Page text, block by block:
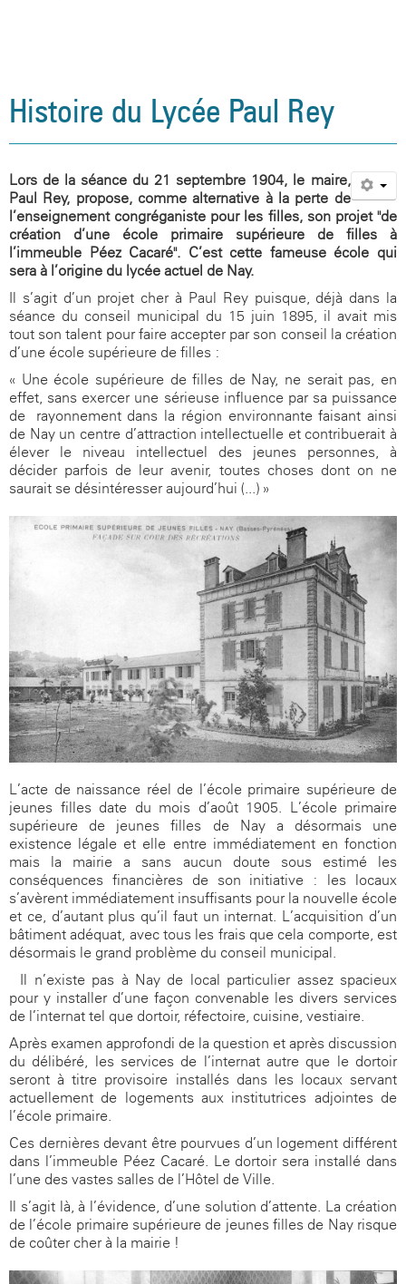
Blog médiation par les pairs
Examens / Résultats
Visite virtuelle du collège
Option Sciences et Laboratoire
Option Management Gestion
Citoyenneté
CESC
Blog citoyen
Sécurité
Orientation et examens
Examens / Résultats
Anciens élèves
Informations
Photos de classes
Galerie photos
Histoire du Lycée Paul Rey
Lors de la séance du 21 septembre 1904, le maire,
Paul Rey, propose, comme alternative à la perte de
l’enseignement congréganiste pour les filles, son projet "de
création d’une école primaire supérieure de filles à
l’immeuble Péez Cacaré". C’est cette fameuse école qui
sera à l’origine du lycée actuel de Nay.
Il s’agit d’un projet cher à Paul Rey puisque, déjà dans la
séance du conseil municipal du 15 juin 1895, il avait mis
tout son talent pour faire accepter par son conseil la création
d’une école supérieure de filles :
« Une école supérieure de filles de Nay, ne serait pas, en
effet, sans exercer une sérieuse influence par sa puissance
de rayonnement dans la région environnante faisant ainsi
de Nay un centre d’attraction intellectuelle et contribuerait à
élever le niveau intellectuel des jeunes personnes, à
décider parfois de leur avenir, toutes choses dont on ne
saurait se désintéresser aujourd’hui (...) »
L’acte de naissance réel de l’école primaire supérieure de
jeunes filles date du mois d’août 1905. L’école primaire
supérieure de jeunes filles de Nay a désormais une
existence légale et elle entre immédiatement en fonction
mais la mairie a sans aucun doute sous estimé les
conséquences financières de son initiative : les locaux
s’avèrent immédiatement insuffisants pour la nouvelle école
et ce, d’autant plus qu’il faut un internat. L’acquisition d’un
bâtiment adéquat, avec tous les frais que cela comporte, est
désormais le grand problème du conseil municipal.
Il n’existe pas à Nay de local particulier assez spacieux
pour y installer d’une façon convenable les divers services
de l’internat tel que dortoir, réfectoire, cuisine, vestiaire.
Après examen approfondi de la question et après discussion
du délibéré, les services de l’internat autre que le dortoir
seront à titre provisoire installés dans les locaux servant
actuellement de logements aux institutrices adjointes de
l’école primaire.
Ces dernières devant être pourvues d’un logement différent
dans l’immeuble Péez Cacaré. Le dortoir sera installé dans
l’une des vastes salles de l’Hôtel de Ville.
Il s’agit là, à l’évidence, d’une solution d’attente. La création
de l’école primaire supérieure de jeunes filles de Nay risque
de coûter cher à la mairie !